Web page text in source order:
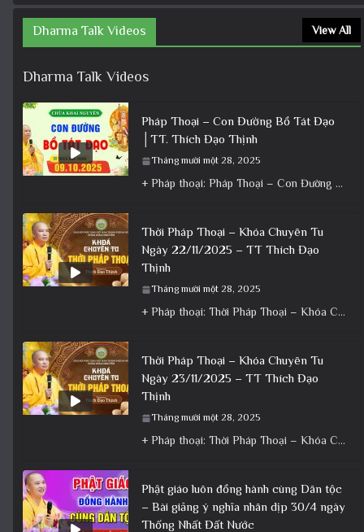
Dharma Talk Videos View All
Dharma Talk Videos
Pháp Thoại – Con Đường Bồ Tát Đạo
│TT. Thích Đạo Thịnh
Tháng mười một 28, 2025
+ Pháp thoại: Pháp Thoại – Con Đường Bồ Tát Đạo │TT. Thích Đạo Thịnh + Album: Pháp Thoại +
Thời Pháp Thoại – Khóa Chuyên Tu
Ngày 22/11/2025 – TT Thích Đạo
Thịnh
Tháng mười một 28, 2025
+ Pháp thoại: Thời Pháp Thoại – Khóa Chuyên Tu Ngày 22/11/2025 – TT Thích Đạo Thịnh + Album: Pháp
Thời Pháp Thoại – Khóa Chuyên Tu
Ngày 23/11/2025 – TT Thích Đạo
Thịnh
Tháng mười một 28, 2025
+ Pháp thoại: Thời Pháp Thoại – Khóa Chuyên Tu Ngày 23/11/2025 – TT Thích Đạo Thịnh + Album: Pháp
Phật giáo luôn đồng hành cùng Dân tộc
– Bài giảng ý nghĩa nhân dịp 30/4 ngày
Thống Nhất Đất Nước